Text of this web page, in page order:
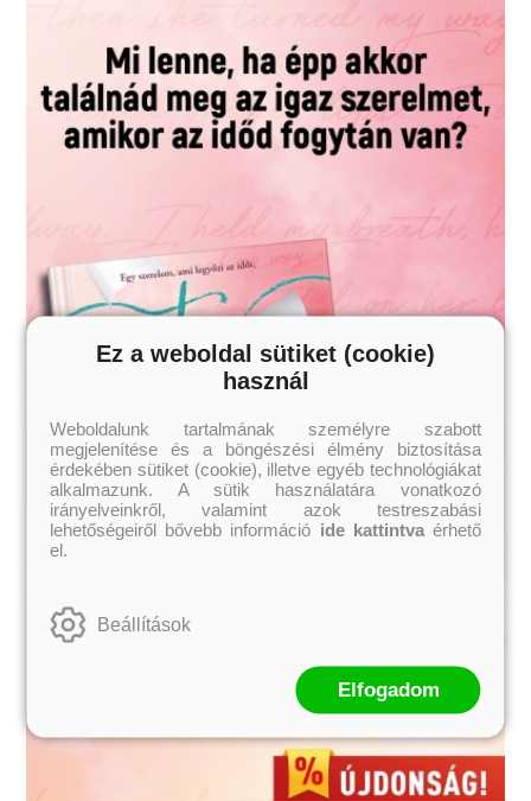
Ez a weboldal sütiket (cookie)
használ
Weboldalunk tartalmának személyre szabott
megjelenítése és a böngészési élmény biztosítása
érdekében sütiket (cookie), illetve egyéb technológiákat
alkalmazunk. A sütik használatára vonatkozó
irányelveinkről, valamint azok testreszabási
lehetőségeiről bővebb információ ide kattintvaérhető
el.
Beállítások
Elfogadom